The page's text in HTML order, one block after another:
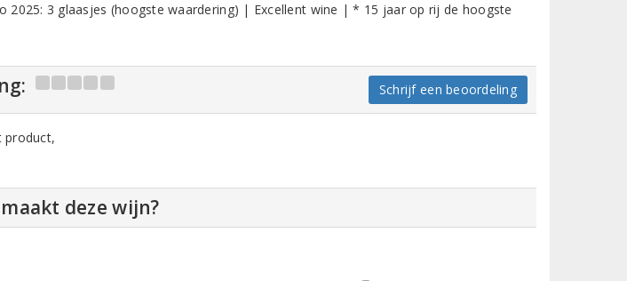
2025: 3 glaasjes (hoogste waardering) | Excellent wine | * 15 jaar op rij de hoogste
Schrijf een beoordeling
product,
deze wijn?